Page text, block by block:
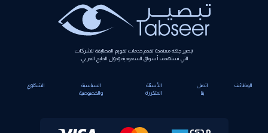
تبصير جهة معتمدة تقدم خدمات تقويم المطابقة للشركات
التي تستهدف أسواق السعودية ودول الخليج العربي.
الوظائف
اتصل
الأسئلة
المتكررة
السياسية
والخصوصية
الشكاوي